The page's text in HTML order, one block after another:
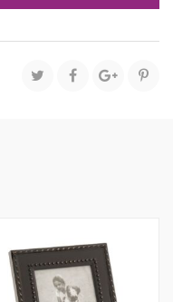
ποσότητα